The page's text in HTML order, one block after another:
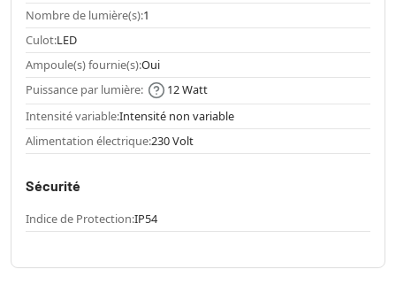
Nombre de lumière(s):1
Culot:LED
Ampoule(s) fournie(s):Oui
Puissance par lumière:
12 Watt
Intensité variable:Intensité non variable
Alimentation électrique:230 Volt
Sécurité
Indice de Protection:IP54